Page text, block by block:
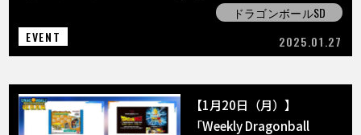
ドラゴンボールSD
EVENT
2025.01.27
【1月20日（月）】
「Weekly Dragonball